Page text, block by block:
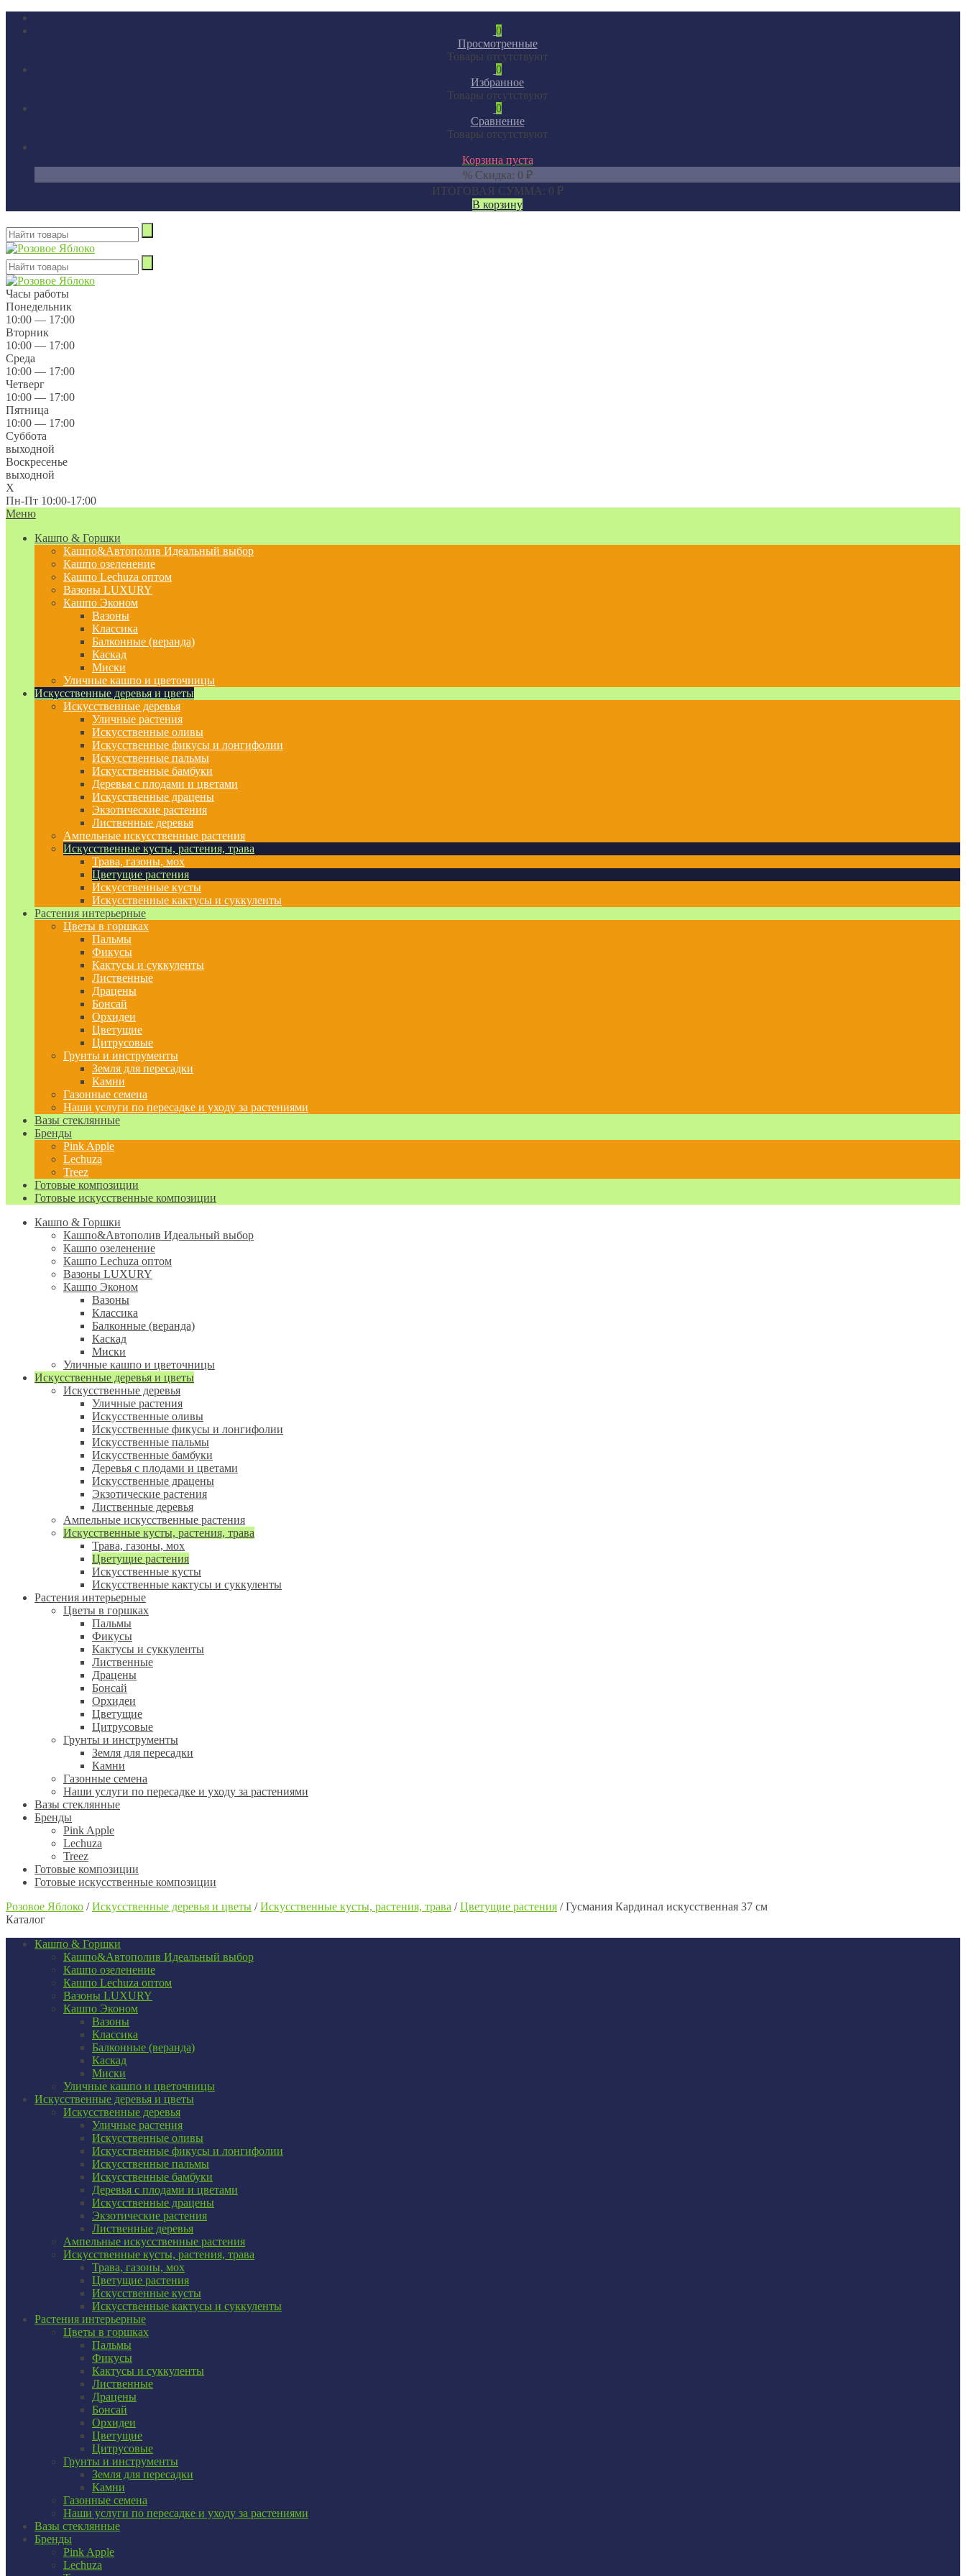
0
Просмотренные
Товары отсутствуют
0
Избранное
Товары отсутствуют
0
Сравнение
Товары отсутствуют
Корзина пуста
% Скидка: 0 ₽
ИТОГОВАЯ СУММА: 0 ₽
В корзину
Часы работы
Понедельник
10:00 — 17:00
Вторник
10:00 — 17:00
Среда
10:00 — 17:00
Четверг
10:00 — 17:00
Пятница
10:00 — 17:00
Суббота
выходной
Воскресенье
выходной
X
Пн-Пт 10:00-17:00
Меню
Кашпо & Горшки
Кашпо&Автополив Идеальный выбор
Кашпо озеленение
Кашпо Lechuza оптом
Вазоны LUXURY
Кашпо Эконом
Вазоны
Классика
Балконные (веранда)
Каскад
Миски
Уличные кашпо и цветочницы
Искусственные деревья и цветы
Искусственные деревья
Уличные растения
Искусственные оливы
Искусственные фикусы и лонгифолии
Искусственные пальмы
Искусственные бамбуки
Деревья с плодами и цветами
Искусственные драцены
Экзотические растения
Лиственные деревья
Ампельные искусственные растения
Искусственные кусты, растения, трава
Трава, газоны, мох
Цветущие растения
Искусственные кусты
Искусственные кактусы и суккуленты
Растения интерьерные
Цветы в горшках
Пальмы
Фикусы
Кактусы и суккуленты
Лиственные
Драцены
Бонсай
Орхидеи
Цветущие
Цитрусовые
Грунты и инструменты
Земля для пересадки
Камни
Газонные семена
Наши услуги по пересадке и уходу за растениями
Вазы стеклянные
Бренды
Pink Apple
Lechuza
Treez
Готовые композиции
Готовые искусственные композиции
Кашпо & Горшки
Кашпо&Автополив Идеальный выбор
Кашпо озеленение
Кашпо Lechuza оптом
Вазоны LUXURY
Кашпо Эконом
Вазоны
Классика
Балконные (веранда)
Каскад
Миски
Уличные кашпо и цветочницы
Искусственные деревья и цветы
Искусственные деревья
Уличные растения
Искусственные оливы
Искусственные фикусы и лонгифолии
Искусственные пальмы
Искусственные бамбуки
Деревья с плодами и цветами
Искусственные драцены
Экзотические растения
Лиственные деревья
Ампельные искусственные растения
Искусственные кусты, растения, трава
Трава, газоны, мох
Цветущие растения
Искусственные кусты
Искусственные кактусы и суккуленты
Растения интерьерные
Цветы в горшках
Пальмы
Фикусы
Кактусы и суккуленты
Лиственные
Драцены
Бонсай
Орхидеи
Цветущие
Цитрусовые
Грунты и инструменты
Земля для пересадки
Камни
Газонные семена
Наши услуги по пересадке и уходу за растениями
Вазы стеклянные
Бренды
Pink Apple
Lechuza
Treez
Готовые композиции
Готовые искусственные композиции
Розовое Яблоко /Искусственные деревья и цветы /Искусственные кусты, растения, трава /Цветущие растения /Гусмания Кардинал искусственная 37 см
Каталог
Кашпо & Горшки
Кашпо&Автополив Идеальный выбор
Кашпо озеленение
Кашпо Lechuza оптом
Вазоны LUXURY
Кашпо Эконом
Вазоны
Классика
Балконные (веранда)
Каскад
Миски
Уличные кашпо и цветочницы
Искусственные деревья и цветы
Искусственные деревья
Уличные растения
Искусственные оливы
Искусственные фикусы и лонгифолии
Искусственные пальмы
Искусственные бамбуки
Деревья с плодами и цветами
Искусственные драцены
Экзотические растения
Лиственные деревья
Ампельные искусственные растения
Искусственные кусты, растения, трава
Трава, газоны, мох
Цветущие растения
Искусственные кусты
Искусственные кактусы и суккуленты
Растения интерьерные
Цветы в горшках
Пальмы
Фикусы
Кактусы и суккуленты
Лиственные
Драцены
Бонсай
Орхидеи
Цветущие
Цитрусовые
Грунты и инструменты
Земля для пересадки
Камни
Газонные семена
Наши услуги по пересадке и уходу за растениями
Вазы стеклянные
Бренды
Pink Apple
Lechuza